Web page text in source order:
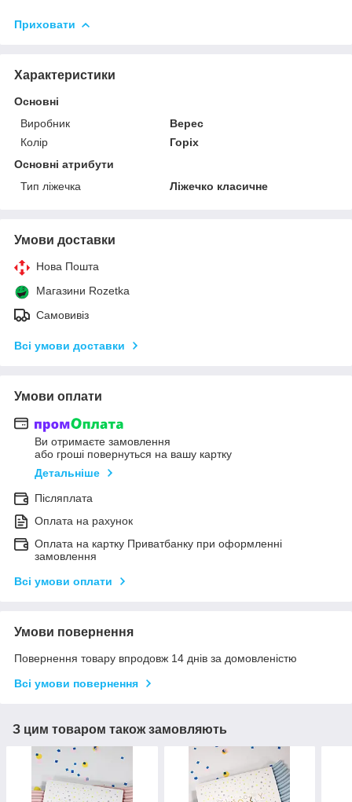
Приховати
Характеристики
Основні
Виробник
Верес
Колір
Горіх
Основні атрибути
Тип ліжечка
Ліжечко класичне
Умови доставки
Нова Пошта
Магазини Rozetka
Самовивіз
Всі умови доставки
Умови оплати
Ви отримаєте замовлення
або гроші повернуться на вашу картку
Детальніше
Післяплата
Оплата на рахунок
Оплата на картку Приватбанку при оформленні
замовлення
Всі умови оплати
Умови повернення
Повернення товару впродовж 14 днів за домовленістю
Всі умови повернення
З цим товаром також замовляють